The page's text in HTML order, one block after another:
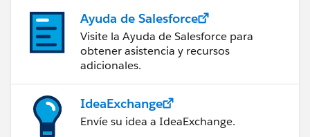
Ayuda de Salesforce
Visite la Ayuda de Salesforce para
obtener asistencia y recursos
adicionales.
IdeaExchange
Envíe su idea a IdeaExchange.